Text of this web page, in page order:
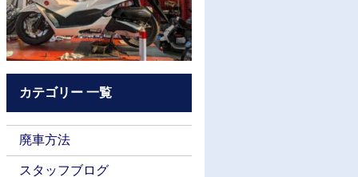
カテゴリー 一覧
廃車方法
スタッフブログ